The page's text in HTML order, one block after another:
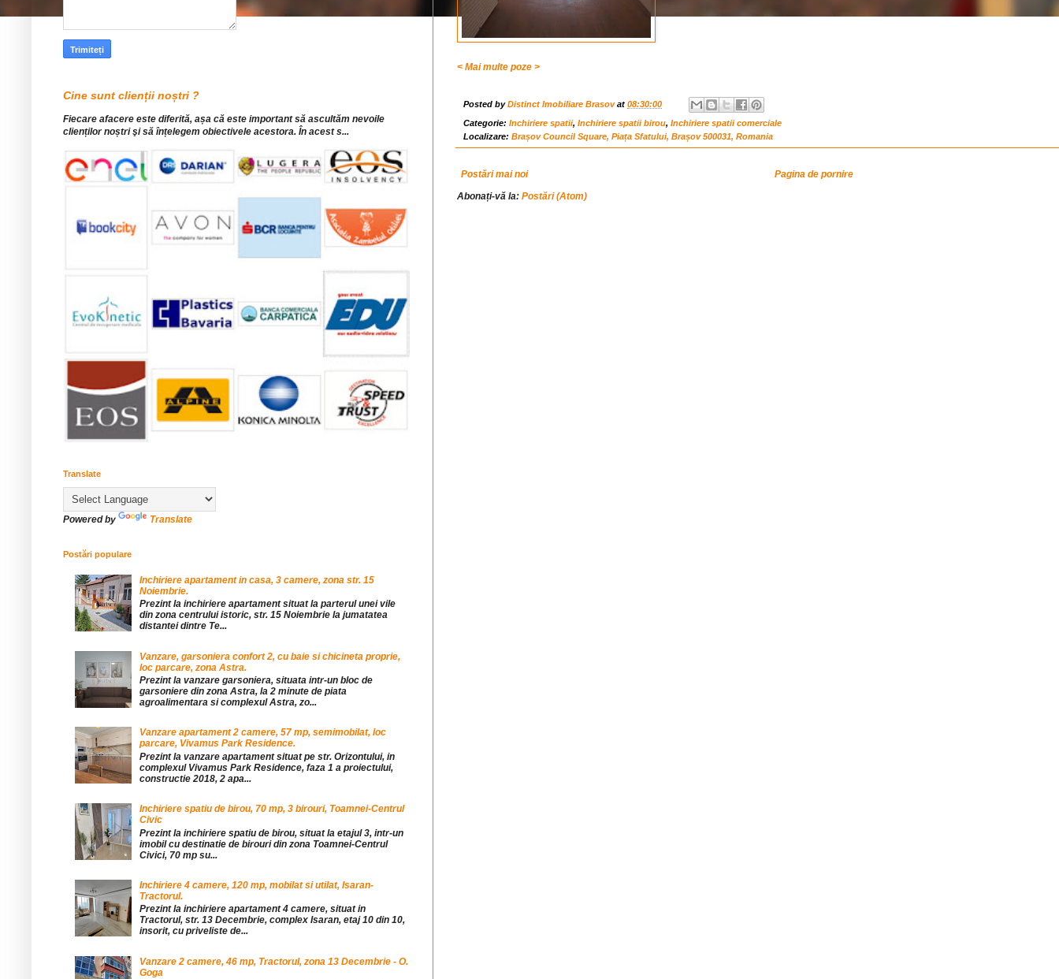
< Mai multe poze >
Posted byDistinct Imobiliare Brasov at 08:30:00
Categorie: Inchiriere spatii, Inchiriere spatii birou, Inchiriere spatii comerciale
Localizare: Brașov Council Square, Piața Sfatului, Brașov 500031, Romania
Postări mai noi
Pagina de pornire
Abonați-vă la: Postări (Atom)
Cine sunt clienții noștri ?
Fiecare afacere este diferită, așa că este important să ascultăm nevoile
clienților noștri şi să înțelegem obiectivele acestora. În acest s...
Translate
Powered by Translate
Postări populare
Inchiriere apartament in casa, 3 camere, zona str. 15
Noiembrie.
Prezint la inchiriere apartament situat la parterul unei vile
din zona centrului istoric, str. 15 Noiembrie la jumatatea
distantei dintre Te...
Vanzare, garsoniera confort 2, cu baie si chicineta proprie,
loc parcare, zona Astra.
Prezint la vanzare garsoniera, situata intr-un bloc de
garsoniere din zona Astra, la 2 minute de piata
agroalimentara si complexul Astra, zo...
Vanzare apartament 2 camere, 57 mp, semimobilat, loc
parcare, Vivamus Park Residence.
Prezint la vanzare apartament situat pe str. Orizontului, in
complexul Vivamus Park Residence, faza 1 a proiectului,
constructie 2018, 2 apa...
Inchiriere spatiu de birou, 70 mp, 3 birouri, Toamnei-Centrul
Civic
Prezint la inchiriere spatiu de birou, situat la etajul 3, intr-un
imobil cu destinatie de birouri din zona Toamnei-Centrul
Civici, 70 mp su...
Inchiriere 4 camere, 120 mp, mobilat si utilat, Isaran-
Tractorul.
Prezint la inchiriere apartament 4 camere, situat in
Tractorul, str. 13 Decembrie, complex Isaran, etaj 10 din 10,
insorit, cu priveliste de...
Vanzare 2 camere, 46 mp, Tractorul, zona 13 Decembrie - O.
Goga